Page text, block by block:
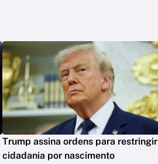
Trump assina ordens para restringir
cidadania por nascimento